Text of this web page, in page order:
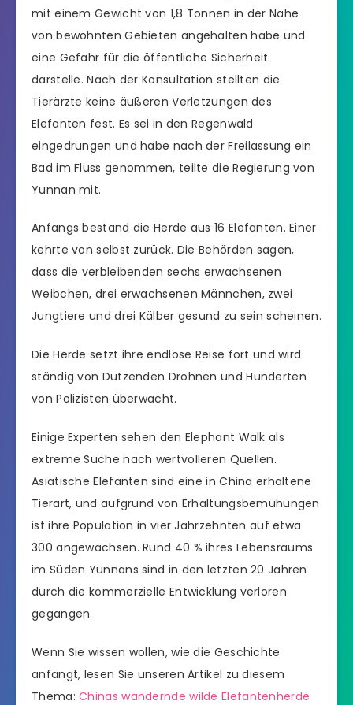
mit einem Gewicht von 1,8 Tonnen in der Nähe
von bewohnten Gebieten angehalten habe und
eine Gefahr für die öffentliche Sicherheit
darstelle. Nach der Konsultation stellten die
Tierärzte keine äußeren Verletzungen des
Elefanten fest. Es sei in den Regenwald
eingedrungen und habe nach der Freilassung ein
Bad im Fluss genommen, teilte die Regierung von
Yunnan mit.
Anfangs bestand die Herde aus 16 Elefanten. Einer
kehrte von selbst zurück. Die Behörden sagen,
dass die verbleibenden sechs erwachsenen
Weibchen, drei erwachsenen Männchen, zwei
Jungtiere und drei Kälber gesund zu sein scheinen.
Die Herde setzt ihre endlose Reise fort und wird
ständig von Dutzenden Drohnen und Hunderten
von Polizisten überwacht.
Einige Experten sehen den Elephant Walk als
extreme Suche nach wertvolleren Quellen.
Asiatische Elefanten sind eine in China erhaltene
Tierart, und aufgrund von Erhaltungsbemühungen
ist ihre Population in vier Jahrzehnten auf etwa
300 angewachsen. Rund 40 % ihres Lebensraums
im Süden Yunnans sind in den letzten 20 Jahren
durch die kommerzielle Entwicklung verloren
gegangen.
Wenn Sie wissen wollen, wie die Geschichte
anfängt, lesen Sie unseren Artikel zu diesem
Thema:Chinas wandernde wilde Elefantenherde